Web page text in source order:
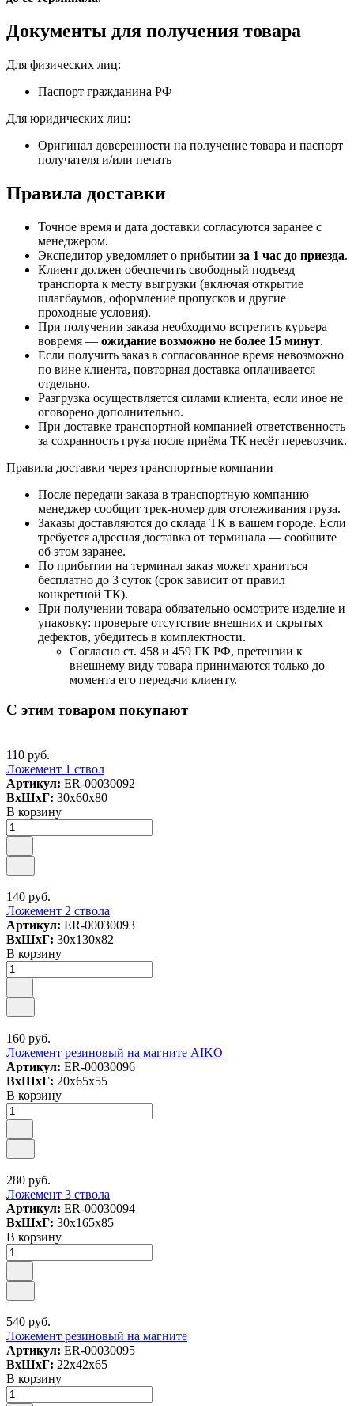
Документы для получения товара
Для физических лиц:
Паспорт гражданина РФ
Для юридических лиц:
Оригинал доверенности на получение товара и паспорт
получателя и/или печать
Правила доставки
Точное время и дата доставки согласуются заранее с
менеджером.
Экспедитор уведомляет о прибытии за 1 час до приезда.
Клиент должен обеспечить свободный подъезд
транспорта к месту выгрузки (включая открытие
шлагбаумов, оформление пропусков и другие
проходные условия).
При получении заказа необходимо встретить курьера
вовремя — ожидание возможно не более 15 минут.
Если получить заказ в согласованное время невозможно
по вине клиента, повторная доставка оплачивается
отдельно.
Разгрузка осуществляется силами клиента, если иное не
оговорено дополнительно.
При доставке транспортной компанией ответственность
за сохранность груза после приёма ТК несёт перевозчик.
Правила доставки через транспортные компании
После передачи заказа в транспортную компанию
менеджер сообщит трек-номер для отслеживания груза.
Заказы доставляются до склада ТК в вашем городе. Если
требуется адресная доставка от терминала — сообщите
об этом заранее.
По прибытии на терминал заказ может храниться
бесплатно до 3 суток (срок зависит от правил
конкретной ТК).
При получении товара обязательно осмотрите изделие и
упаковку: проверьте отсутствие внешних и скрытых
дефектов, убедитесь в комплектности.
Согласно ст. 458 и 459 ГК РФ, претензии к
внешнему виду товара принимаются только до
момента его передачи клиенту.
С этим товаром покупают
110 руб.
Ложемент 1 ствол
Артикул: ER-00030092
ВxШxГ: 30x60x80
В корзину
140 руб.
Ложемент 2 ствола
Артикул: ER-00030093
ВxШxГ: 30x130x82
В корзину
160 руб.
Ложемент резиновый на магните AIKO
Артикул: ER-00030096
ВxШxГ: 20x65x55
В корзину
280 руб.
Ложемент 3 ствола
Артикул: ER-00030094
ВxШxГ: 30x165x85
В корзину
540 руб.
Ложемент резиновый на магните
Артикул: ER-00030095
ВxШxГ: 22x42x65
В корзину